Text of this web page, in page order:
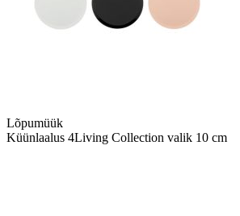
Lõpumüük
Küünlaalus 4Living Collection valik 10 cm